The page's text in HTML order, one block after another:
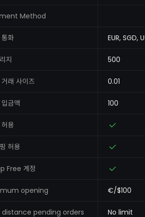
Method
화 EUR, SGD,
지 500
래 사이즈 0.01
금액 100
용
허용
Free 계정
opening €/$100
distance pending orders No limit